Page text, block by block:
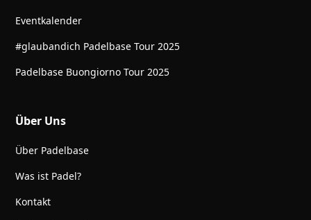
Eventkalender
#glaubandich Padelbase Tour 2025
Padelbase Buongiorno Tour 2025
Über Uns
Über Padelbase
Was ist Padel?
Kontakt